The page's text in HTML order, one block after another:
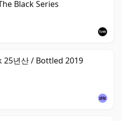
Black Series
25년산 / Bottled 2019